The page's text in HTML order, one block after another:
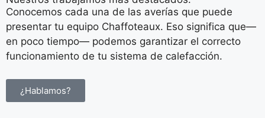
Conocemos cada una de las averías que puede
presentar tu equipo Chaffoteaux. Eso significa que—
en poco tiempo— podemos garantizar el correcto
funcionamiento de tu sistema de calefacción.
¿Hablamos?